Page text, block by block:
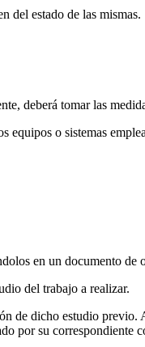
del estado de las mismas.
deberá tomar las
equipos o sistemas
en un documento de
del trabajo a realizar.
de dicho estudio
por su correspondiente